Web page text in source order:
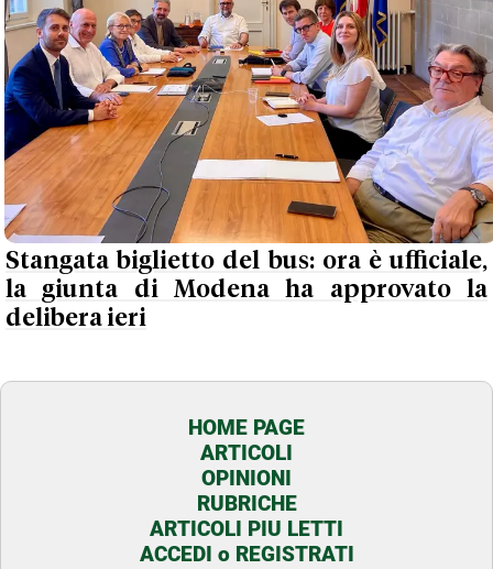
Stangata biglietto del bus: ora è ufficiale,
la giunta di Modena ha approvato la
delibera ieri
HOME PAGE
ARTICOLI
OPINIONI
RUBRICHE
ARTICOLI PIU LETTI
ACCEDI o REGISTRATI